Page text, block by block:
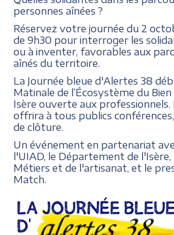
personnes aînées ?
Réservez votre journée du 2
de 9h30 pour interroger les
ou à inventer, favorables aux
aînés du territoire.
La Journée bleue d'Alertes 38
Matinale de l’Écosystème du
Isère ouverte aux professionnels.
offrira à tous publics
de clôture.
Un événement en partenariat
l'UIAD, le Département de l'Isère,
Métiers et de l'artisanat, et le
Match.